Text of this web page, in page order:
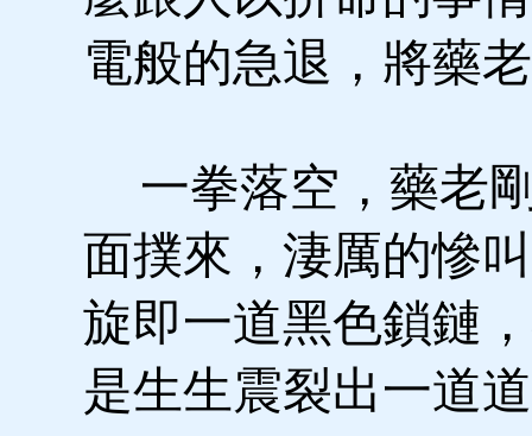
電般的急退，將藥
一拳落空，藥老
面撲來，淒厲的慘
旋即一道黑色鎖鏈
是生生震裂出一道